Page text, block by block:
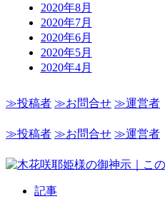
2020年8月
2020年7月
2020年6月
2020年5月
2020年4月
≫投稿者 ≫お問合せ ≫運営者
≫投稿者 ≫お問合せ ≫運営者
記事